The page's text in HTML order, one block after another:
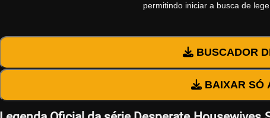
permitindo iniciar a busca de
BUSCADOR
BAIXAR SÓ